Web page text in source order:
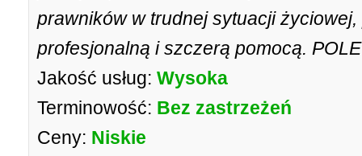
prawników w trudnej sytuacji
profesjonalną i szczerą pomocą.
Jakość usług: Wysoka
Terminowość: Bez zastrzeżeń
Ceny: Niskie